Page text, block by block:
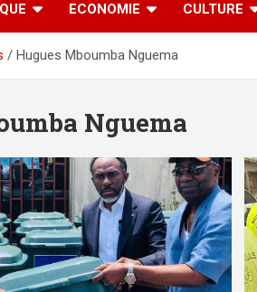
ECONOMIE CULTURE
Hugues Mboumba Nguema
Nguema